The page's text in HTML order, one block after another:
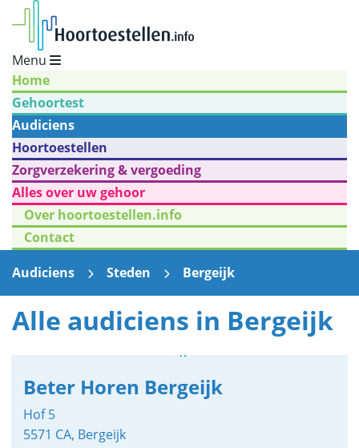
Menu
Home
Gehoortest
Audiciens
Hoortoestellen
Zorgverzekering & vergoeding
Alles over uw gehoor
Over hoortoestellen.info
Contact
Audiciens
Steden Bergeijk
Alle audiciens in Bergeijk
Beter Horen Bergeijk
Hof 5
5571 CA, Bergeijk